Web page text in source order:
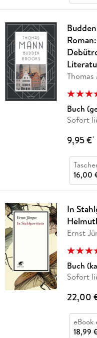
Thomas
Buch
Sofort
9,95 €*
16,00
In
Ernst
Buch
Sofort
22,00
eBook
18,99